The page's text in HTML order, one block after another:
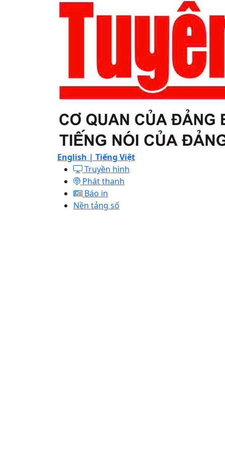
English | Tiếng Việt
Truyền hình
Phát thanh
Báo in
Nền tảng số